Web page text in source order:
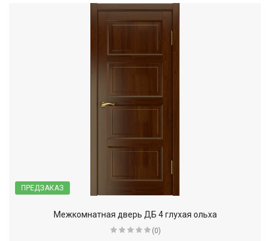
ПРЕДЗАКАЗ
Межкомнатная дверь ДБ 4 глухая ольха
(0)